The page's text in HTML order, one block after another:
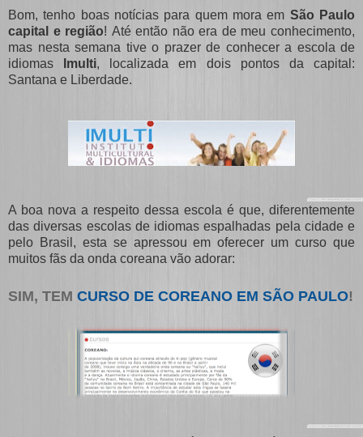
Bom, tenho boas notícias para quem mora em São Paulo
capital e região! Até então não era de meu conhecimento,
mas nesta semana tive o prazer de conhecer a escola de
idiomas
Imulti, localizada em dois pontos da capital:
Santana e Liberdade.
A boa nova a respeito dessa escola é que, diferentemente
das diversas escolas de idiomas espalhadas pela cidade e
pelo Brasil, esta se apressou em oferecer um curso que
muitos fãs da onda coreana vão adorar:
SIM, TEM CURSO DE COREANO EM SÃO PAULO!